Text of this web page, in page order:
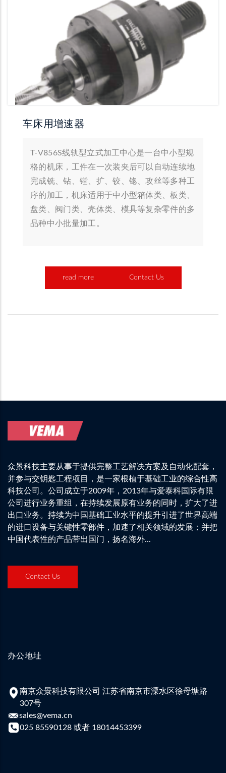
车床用增速器
T-V856S线轨型立式加工中心是一台中小型规
格的机床，工件在一次装夹后可以自动连续地
完成铣、钻、镗、扩、铰、锪、攻丝等多种工
序的加工，机床适用于中小型箱体类、板类、
盘类、阀门类、壳体类、模具等复杂零件的多
品种中小批量加工。
read more Contact Us
众景科技主要从事于提供完整工艺解决方案及自动化配套，
并参与交钥匙工程项目，是一家根植于基础工业的综合性高
科技公司。公司成立于2009年，2013年与爱泰科国际有限
公司进行业务重组，在持续发展原有业务的同时，扩大了进
出口业务。持续为中国基础工业水平的提升引进了世界高端
的进口设备与关键性零部件，加速了相关领域的发展；并把
中国代表性的产品带出国门，扬名海外...
Contact Us
办公地址
南京众景科技有限公司 江苏省南京市溧水区徐母塘路
307号
sales@vema.cn
025 85590128 或者 18014453399